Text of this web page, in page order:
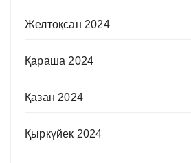
Желтоқсан 2024
Қараша 2024
Қазан 2024
Қыркүйек 2024